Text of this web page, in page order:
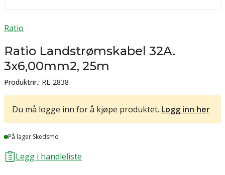
Ratio
Ratio Landstrømskabel 32A.
3x6,00mm2, 25m
Produktnr.: RE-2838
Du må logge inn for å kjøpe produktet. Logg inn her
Lager
På lager Skedsmo
Legg i handleliste